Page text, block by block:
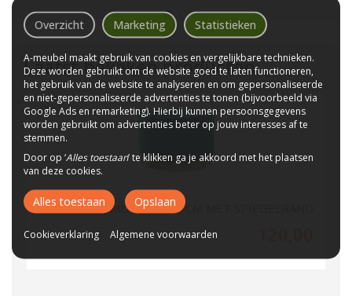
Laatst bekeken producten
POEF LEXMOND 45X51CM MET SPIEGELRAND
Overzicht Marketing Statistieken
A-meubel maakt gebruik van cookies en vergelijkbare technieken.
Deze worden gebruikt om de website goed te laten functioneren,
het gebruik van de website te analyseren en om gepersonaliseerde
en niet-gepersonaliseerde advertenties te tonen (bijvoorbeeld via
Google Ads en remarketing). Hierbij kunnen persoonsgegevens
worden gebruikt om advertenties beter op jouw interesses af te
stemmen.
Door op ‘Alles toestaan’ te klikken ga je akkoord met het plaatsen
van deze cookies.
Alles toestaan Opslaan
Cookieverklaring Algemene voorwaarden